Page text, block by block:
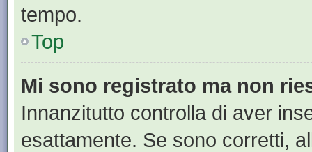
tempo.
Top
Mi sono registrato ma non
Innanzitutto controlla di aver
esattamente. Se sono corretti,